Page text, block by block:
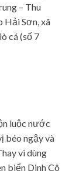
– Thu
Hải Sơn, xã
cá (số 7
luộc nước
béo ngậy và
vì dùng
biển Dinh Cô